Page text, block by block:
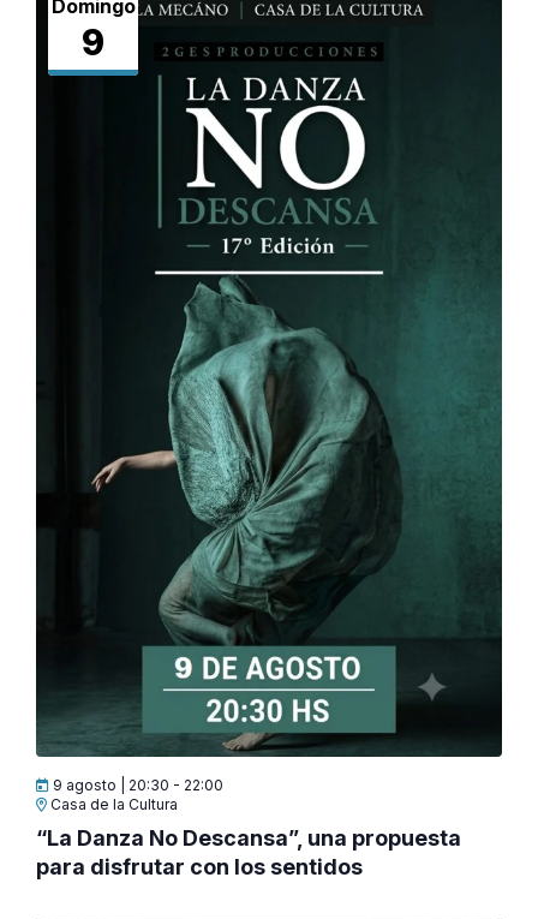
Domingo
9
9 agosto | 20:30 - 22:00
Casa de la Cultura
“La Danza No Descansa”, una propuesta
para disfrutar con los sentidos